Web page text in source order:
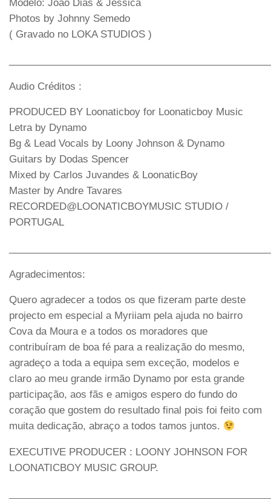
Modelo: João Dias & Jéssica
Photos by Johnny Semedo
( Gravado no LOKA STUDIOS )
Audio Créditos :
PRODUCED BY Loonaticboy for Loonaticboy Music
Letra by Dynamo
Bg & Lead Vocals by Loony Johnson & Dynamo
Guitars by Dodas Spencer
Mixed by Carlos Juvandes & LoonaticBoy
Master by Andre Tavares
RECORDED@LOONATICBOYMUSIC STUDIO /
PORTUGAL
Agradecimentos:
Quero agradecer a todos os que fizeram parte deste
projecto em especial a Myriiam pela ajuda no bairro
Cova da Moura e a todos os moradores que
contribuíram de boa fé para a realização do mesmo,
agradeço a toda a equipa sem exceção, modelos e
claro ao meu grande irmão Dynamo por esta grande
participação, aos fãs e amigos espero do fundo do
coração que gostem do resultado final pois foi feito com
muita dedicação, abraço a todos tamos juntos.
EXECUTIVE PRODUCER : LOONY JOHNSON FOR
LOONATICBOY MUSIC GROUP.